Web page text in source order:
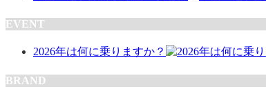
EVENT
2026年は何に乗りますか？
BRAND